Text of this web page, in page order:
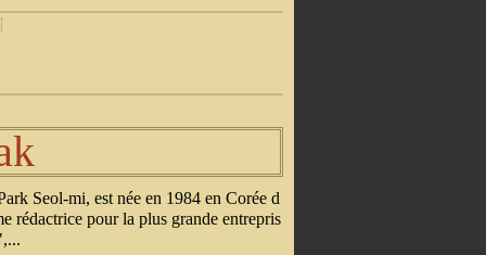
Seol-mi, est née en 1984 en Corée d
rédactrice pour la plus grande entrepris